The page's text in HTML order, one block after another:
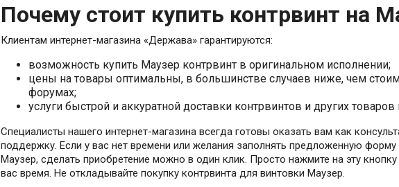
Почему стоит купить контрвинт на
Клиентам интернет-магазина «Держава» гарантируются:
возможность купить Маузер контрвинт в оригинальном исполнении;
цены на товары оптимальны, в большинстве случаев ниже, чем
форумах;
услуги быстрой и аккуратной доставки контрвинтов и других
Специалисты нашего интернет-магазина всегда готовы оказать вам как
поддержку. Если у вас нет времени или желания заполнять предложенную форму
Маузер, сделать приобретение можно в один клик. Просто нажмите на эту
вас время. Не откладывайте покупку контрвинта для винтовки Маузер.